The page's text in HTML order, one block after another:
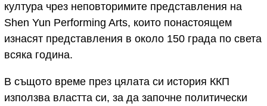
култура чрез неповторимите представления на
Shen Yun Performing Arts, които понастоящем
изнасят представления в около 150 града по света
всяка година.
В същото време през цялата си история ККП
използва властта си, за да започне политически